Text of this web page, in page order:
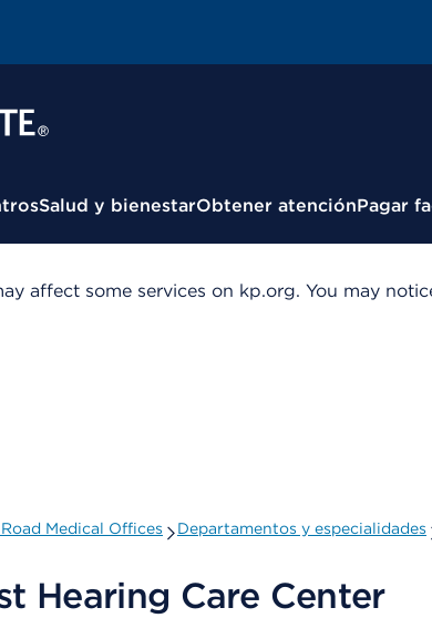
Salud y bienestarObtener atenciónPagar
affect some services on kp.org. You may
Medical Offices Departamentos y especialidades
Hearing Care Center